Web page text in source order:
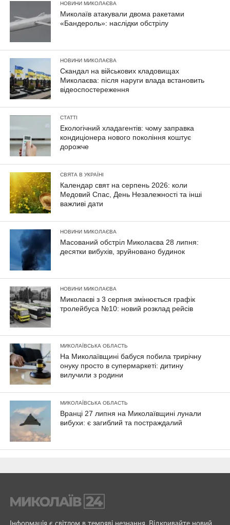
НОВИНИ МИКОЛАЄВА
Миколаїв атакували двома ракетами
«Бандероль»: наслідки обстрілу
НОВИНИ МИКОЛАЄВА
Скандал на військових кладовищах
Миколаєва: після наруги влада встановить
відеоспостереження
СТАТТІ
Екологічний хладагентів: чому заправка
кондиціонера нового покоління коштує
дорожче
СВЯТА В УКРАЇНІ
Календар свят на серпень 2026: коли
Медовий Спас, День Незалежності та інші
важливі дати
НОВИНИ МИКОЛАЄВА
Масований обстріл Миколаєва 28 липня:
десятки вибухів, зруйновано будинок
НОВИНИ МИКОЛАЄВА
Миколаєві з 3 серпня змінюється графік
тролейбуса №10: новий розклад рейсів
МИКОЛАЇВСЬКА ОБЛАСТЬ
На Миколаївщині бабуся побила трирічну
онуку просто в супермаркеті: дитину
вилучили з родини
МИКОЛАЇВСЬКА ОБЛАСТЬ
Вранці 27 липня на Миколаївщині лунали
вибухи: є загиблий та постраждалий